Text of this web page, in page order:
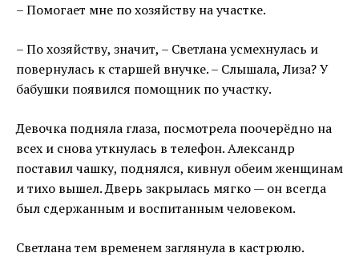
– Помогает мне по хозяйству на участке.
– По хозяйству, значит, – Светлана усмехнулась и
повернулась к старшей внучке. – Слышала, Лиза? У
бабушки появился помощник по участку.
Девочка подняла глаза, посмотрела поочерёдно на
всех и снова уткнулась в телефон. Александр
поставил чашку, поднялся, кивнул обеим женщинам
и тихо вышел. Дверь закрылась мягко — он всегда
был сдержанным и воспитанным человеком.
Светлана тем временем заглянула в кастрюлю.